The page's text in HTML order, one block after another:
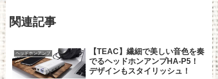
関連記事
ヘッドホンアンプ
【TEAC】繊細で美しい音色を奏
でるヘッドホンアンプHA-P5！
デザインもスタイリッシュ！